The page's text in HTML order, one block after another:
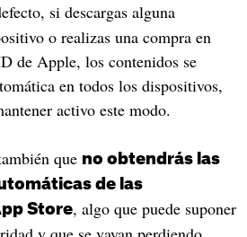
si descargas alguna
o realizas una compra en
de Apple, los contenidos se
en todos los dispositivos,
activo este modo.
que no obtendrás las
de las
Store, algo que puede suponer